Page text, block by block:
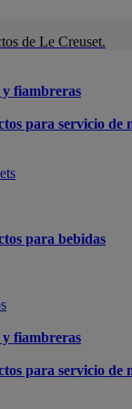
de Le Creuset.
y fiambreras
para servicio de
para bebidas
y fiambreras
para servicio de